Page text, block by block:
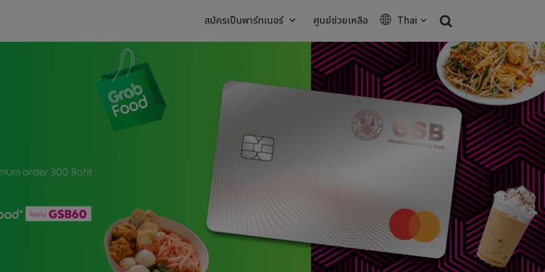
สมัครเป็นพาร์ทเนอร์ ศูนย์ช่วยเหลือ Thai